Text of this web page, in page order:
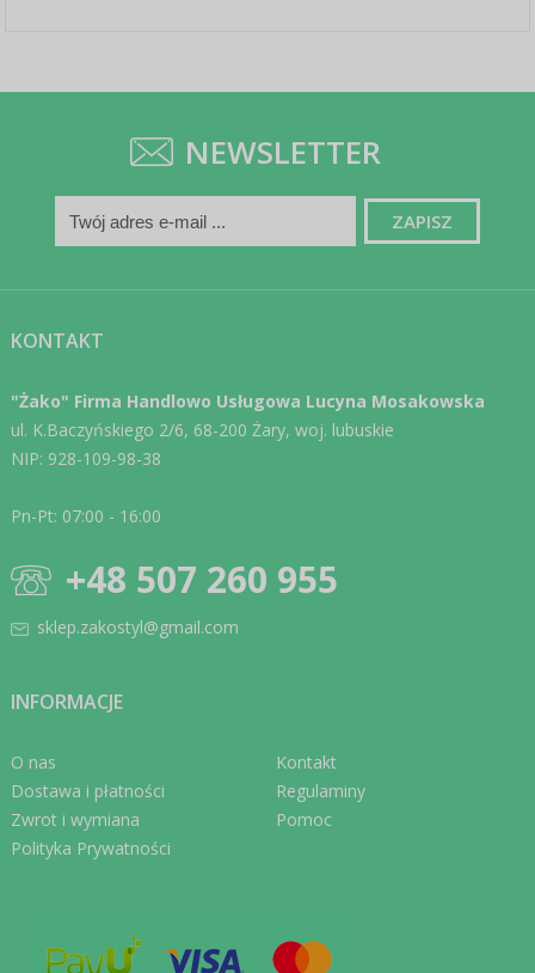
NEWSLETTER
KONTAKT
"Żako" Firma Handlowo Usługowa Lucyna Mosakowska
ul. K.Baczyńskiego 2/6, 68-200 Żary, woj. lubuskie
NIP: 928-109-98-38
Pn-Pt: 07:00 - 16:00
+48 507 260 955
sklep.zakostyl@gmail.com
INFORMACJE
O nas
Dostawa i płatności
Zwrot i wymiana
Polityka Prywatności
Kontakt
Regulaminy
Pomoc